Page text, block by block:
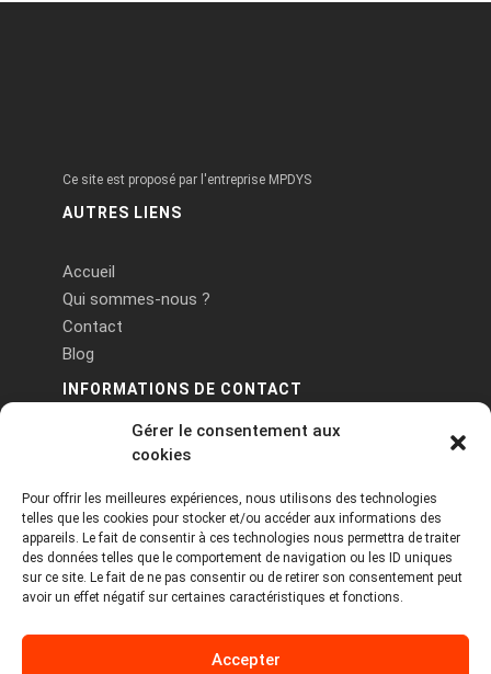
Gérer le consentement aux
cookies
Pour offrir les meilleures expériences, nous utilisons des technologies
telles que les cookies pour stocker et/ou accéder aux informations des
appareils. Le fait de consentir à ces technologies nous permettra de traiter
des données telles que le comportement de navigation ou les ID uniques
sur ce site. Le fait de ne pas consentir ou de retirer son consentement peut
avoir un effet négatif sur certaines caractéristiques et fonctions.
Accepter
Ce site est proposé par l'entreprise MPDYS
AUTRES LIENS
Accueil
Qui sommes-nous ?
Contact
Blog
INFORMATIONS DE CONTACT
PA Keneach Ouest - 5 rue de Belle-Île - 56400
contact@logiciels-etiquettes.com
09 71 37 25 93